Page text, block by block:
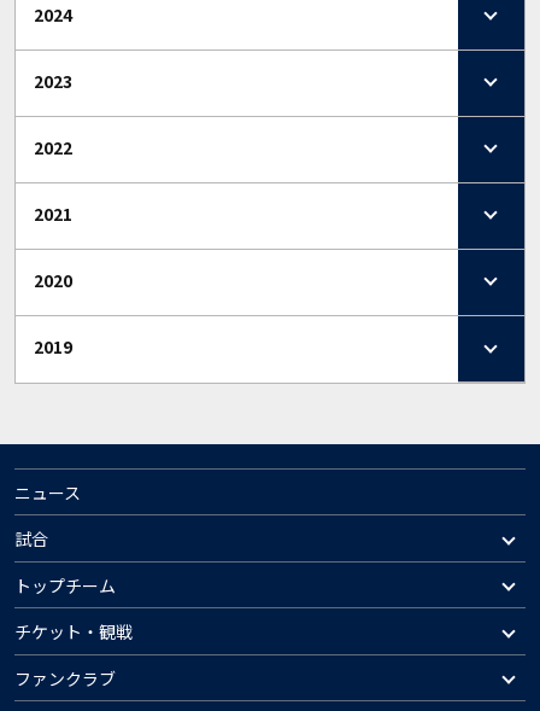
2024
2023
2022
2021
2020
2019
ニュース
試合
トップチーム
チケット・観戦
ファンクラブ